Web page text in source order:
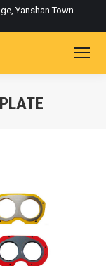
Yanshan Town